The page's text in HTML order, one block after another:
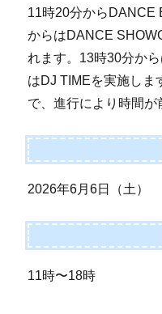
11時20分からDANCE
からはDANCE
れます。13時30分か
はDJ TIMEを実施しま
で、進行により時間が
2026年6月6日（土）
11時〜18時